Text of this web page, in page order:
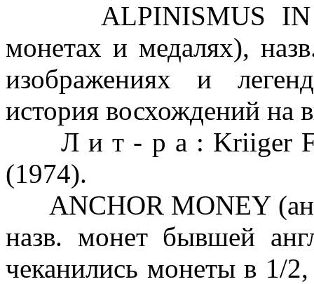
ALPINISMUS IN
монетах и медалях),
изображениях и
история восхождений на
Л и т - р а : Kriiger F.
(1974).
ANCHOR MONEY
назв. монет бывшей
чеканились монеты в 1/